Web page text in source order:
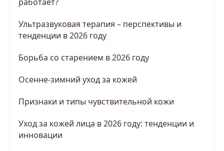
Ультразвуковая терапия – перспективы и
тенденции в 2026 году
Борьба со старением в 2026 году
Осенне-зимний уход за кожей
Признаки и типы чувствительной кожи
Уход за кожей лица в 2026 году: тенденции и
инновации